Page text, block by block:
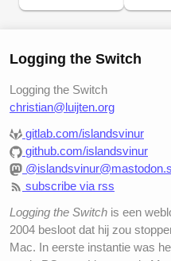
Logging the Switch
Logging the Switch
christian@luijten.org
gitlab.com/islandsvinur
github.com/islandsvinur
subscribe via rss
Logging the Switch is een
2004 besloot dat hij zou
Mac. In eerste instantie was